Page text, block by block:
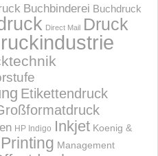
Buchbinderei Buchdruck
Direct Mail Druck
Etikettendruck
HP Indigo Inkjet Koenig &
Management